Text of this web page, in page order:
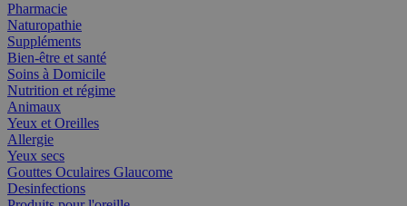
Pharmacie
Naturopathie
Suppléments
Bien-être et santé
Soins à Domicile
Nutrition et régime
Animaux
Yeux et Oreilles
Allergie
Yeux secs
Gouttes Oculaires Glaucome
Desinfections